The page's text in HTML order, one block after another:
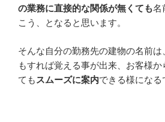
の業務に直接的な関係が無くても名
こう、となると思います。
そんな自分の勤務先の建物の名前は
もすれば覚える事が出来、お客様
ても スムーズに案内できる様になる